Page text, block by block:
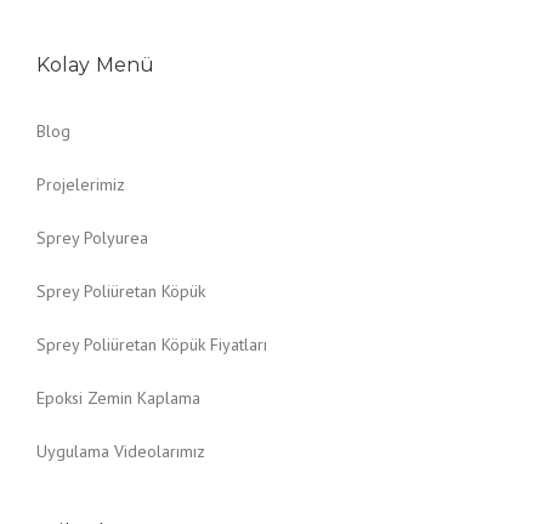
Kolay Menü
Blog
Projelerimiz
Sprey Polyurea
Sprey Poliüretan Köpük
Sprey Poliüretan Köpük Fiyatları
Epoksi Zemin Kaplama
Uygulama Videolarımız